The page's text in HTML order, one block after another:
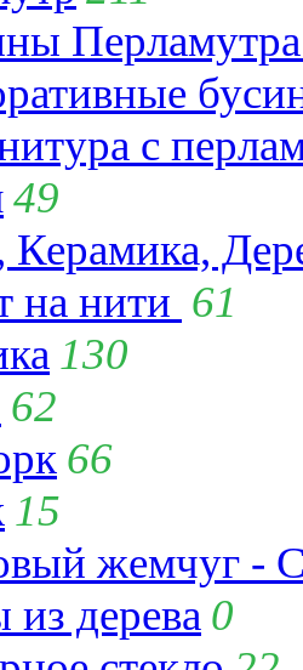
с
49
на нити 61
130
62
66
15
жемчуг -
дерева 0